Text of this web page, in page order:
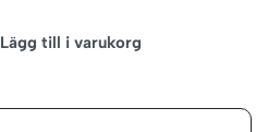
Lägg till i varukorg